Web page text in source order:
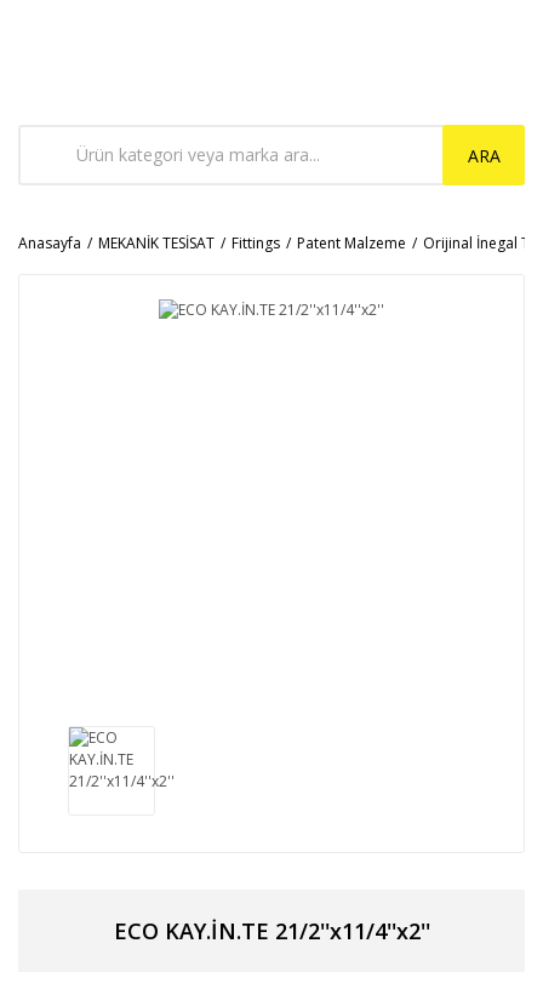
ARA
Anasayfa MEKANİK TESİSAT Fittings Patent Malzeme Orijinal İnegal Te
ECO KAY.İN.TE 21/2''x11/4''x2''